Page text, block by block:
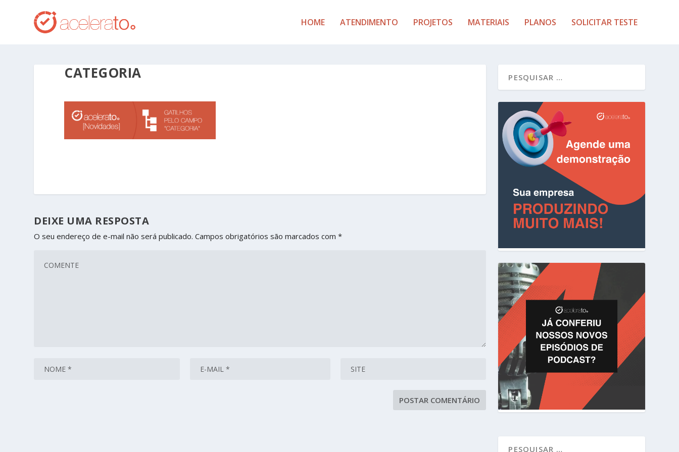
HOME ATENDIMENTO PROJETOS MATERIAIS PLANOS SOLICITAR TESTE
CATEGORIA
DEIXE UMA RESPOSTA
O seu endereço de e-mail não será publicado. Campos obrigatórios são marcados com*